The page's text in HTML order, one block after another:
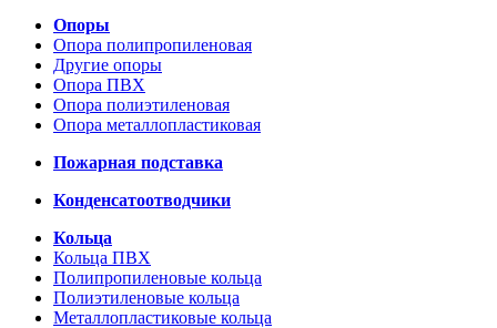
Опоры
Опора полипропиленовая
Другие опоры
Опора ПВХ
Опора полиэтиленовая
Опора металлопластиковая
Пожарная подставка
Конденсатоотводчики
Кольца
Кольца ПВХ
Полипропиленовые кольца
Полиэтиленовые кольца
Металлопластиковые кольца